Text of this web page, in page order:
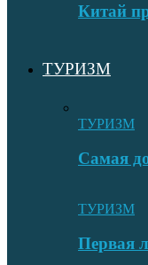
Китай
ТУРИЗМ
ТУРИЗМ
Самая
ТУРИЗМ
Первая